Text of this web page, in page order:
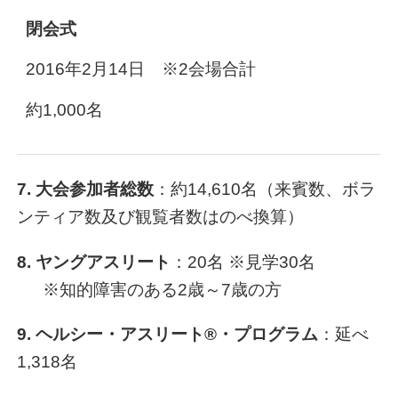
閉会式
2016年2月14日 ※2会場合計
約1,000名
7. 大会参加者総数 ：約14,610名（来賓数、ボラ
ンティア数及び観覧者数はのべ換算）
8. ヤングアスリート ：20名 ※見学30名
※知的障害のある2歳～7歳の方
9. ヘルシー・アスリート®・プログラム ：延べ
1,318名